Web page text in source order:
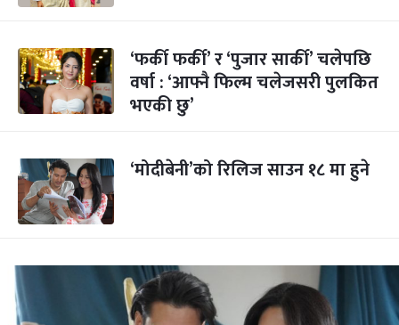
‘फर्की फर्की’ र ‘पुजार सार्की’ चलेपछि
वर्षा : ‘आफ्नै फिल्म चलेजसरी पुलकित
भएकी छु’
‘मोदीबेनी’को रिलिज साउन १८ मा हुने